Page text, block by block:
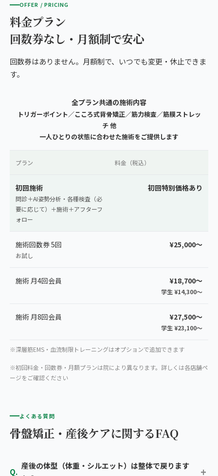
OFFER / PRICING
料金プラン
回数券なし・月額制で安心
回数券はありません。月額制で、いつでも変更・休止できま
す。
全プラン共通の施術内容
トリガーポイント／こころ式背骨矯正／筋力検査／筋膜ストレッ
チ 他
一人ひとりの状態に合わせた施術をご提供します
プラン 料金（税込）
初回施術
問診＋AI姿勢分析・各種検査（必
要に応じて）＋施術＋アフターフ
ォロー
初回特別価格あり
施術回数券 5回
お試し
¥25,000〜
施術 月4回会員 ¥18,700〜
学生 ¥14,300〜
施術 月8回会員 ¥27,500〜
学生 ¥23,100〜
※深層筋EMS・血流制限トレーニングはオプションで追加できます
※初回料金・回数券・月額プランは院により異なります。詳しくは各店舗ペ
ージをご確認ください
よくある質問
骨盤矯正・産後ケアに関するFAQ
産後の体型（体重・シルエット）は整体で戻ります